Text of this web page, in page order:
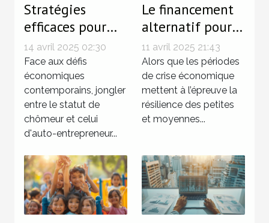
Stratégies
efficaces pour
gérer
simultanément
chômage et
activité d'auto-
entrepreneur
14 avril 2025 02:30
Face aux défis
économiques
contemporains, jongler
entre le statut de
chômeur et celui
d'auto-entrepreneur...
Le financement
alternatif pour
les PME en
période de crise
économique
11 avril 2025 21:43
Alors que les périodes
de crise économique
mettent à l’épreuve la
résilience des petites
et moyennes...